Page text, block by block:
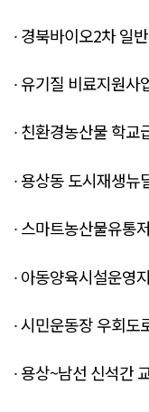
∙ 경북바이오2차 일
∙ 유기질 비료지원사
∙ 친환경농산물 학교
∙ 용상동 도시재생뉴
∙ 스마트농산물유통
∙ 아동양육시설운영
∙ 시민운동장 우회
∙ 용상~남선 신석간